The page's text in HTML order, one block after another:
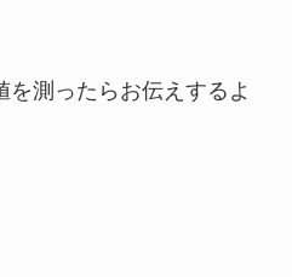
測ったらお伝えするよ